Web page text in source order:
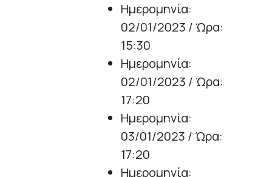
Ημερομηνία:
02/01/2023 / Ώρα:
15:30
Ημερομηνία:
02/01/2023 / Ώρα:
17:20
Ημερομηνία:
03/01/2023 / Ώρα:
17:20
Ημερομηνία: